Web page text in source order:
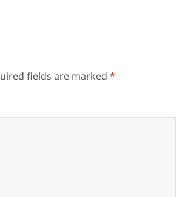
fields are marked*